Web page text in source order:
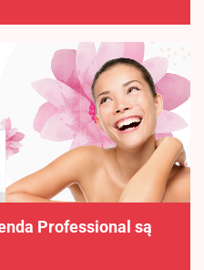
Professional są